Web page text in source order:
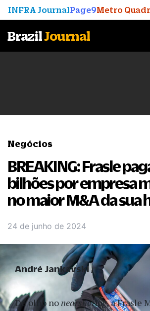
INFRA JournalPage9Metro
BrazilJournal
Negócios
BREAKING: Frasle
bilhões por empresa
no maior M&A da sua
24 de junho de 2024
De olho no nearshoring,a Frasle
André Jankavski